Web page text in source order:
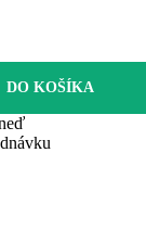
DO KOŠÍKA